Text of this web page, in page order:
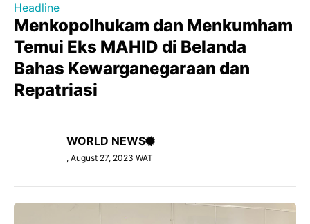
Headline
Menkopolhukam dan Menkumham
Temui Eks MAHID di Belanda
Bahas Kewarganegaraan dan
Repatriasi
WORLD NEWS
, August 27, 2023 WAT